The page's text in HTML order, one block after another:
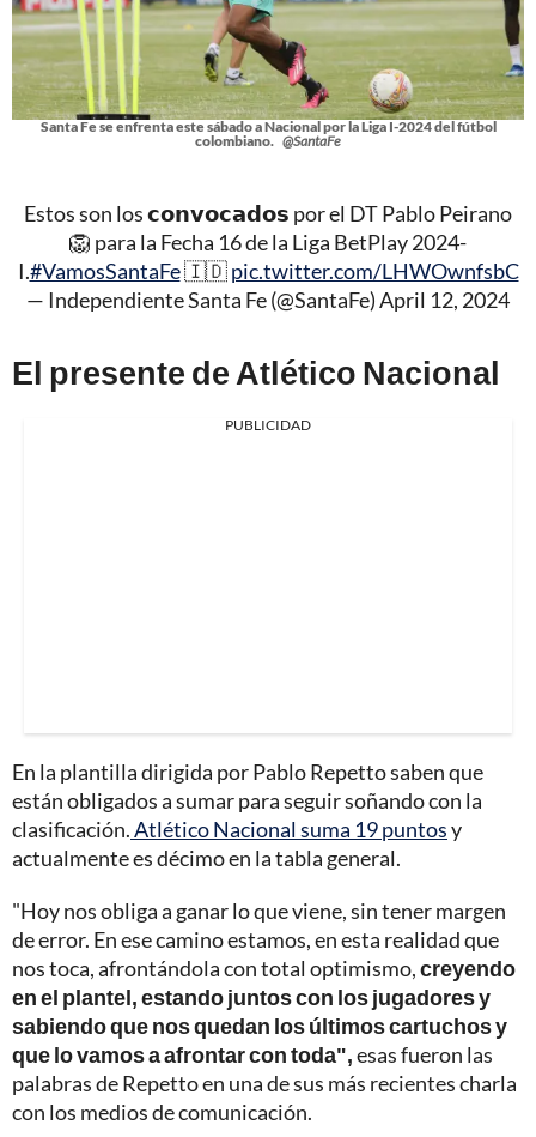
Santa Fe se enfrenta este sábado a Nacional por la Liga I-2024 del fútbol
colombiano. @SantaFe
Estos son los 𝗰𝗼𝗻𝘃𝗼𝗰𝗮𝗱𝗼𝘀 por el DT Pablo Peirano
🦁 para la Fecha 16 de la Liga BetPlay 2024-
I.#VamosSantaFe🇮🇩pic.twitter.com/LHWOwnfsbC
— Independiente Santa Fe (@SantaFe)April 12, 2024
El presente de Atlético Nacional
PUBLICIDAD
En la plantilla dirigida por Pablo Repetto saben que
están obligados a sumar para seguir soñando con la
clasificación.Atlético Nacional suma 19 puntosy
actualmente es décimo en la tabla general.
"Hoy nos obliga a ganar lo que viene, sin tener margen
de error. En ese camino estamos, en esta realidad que
nos toca, afrontándola con total optimismo,creyendo
en el plantel, estando juntos con los jugadores y
sabiendo que nos quedan los últimos cartuchos y
que lo vamos a afrontar con toda",esas fueron las
palabras de Repetto en una de sus más recientes charla
con los medios de comunicación.